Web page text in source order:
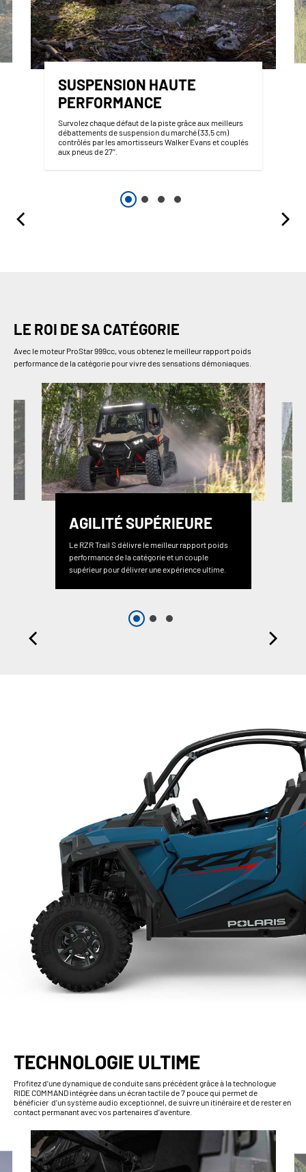
SUSPENSION HAUTE
PERFORMANCE
Survolez chaque défaut de la piste grâce aux meilleurs
débattements de suspension du marché (33,5 cm)
contrôlés par les amortisseurs Walker Evans et couplés
aux pneus de 27’’.
LE ROI DE SA CATÉGORIE
Avec le moteur ProStar 999cc, vous obtenez le meilleur rapport poids
performance de la catégorie pour vivre des sensations démoniaques.
AGILITÉ SUPÉRIEURE
Le RZR Trail S délivre le meilleur rapport poids
performance de la catégorie et un couple
supérieur pour délivrer une expérience ultime.
TECHNOLOGIE ULTIME
Profitez d’une dynamique de conduite sans précédent grâce à la technologue
RIDE COMMAND intégrée dans un écran tactile de 7 pouce qui permet de
bénéficier d’un système audio exceptionnel, de suivre un itinéraire et de rester en
contact permanant avec vos partenaires d’aventure.